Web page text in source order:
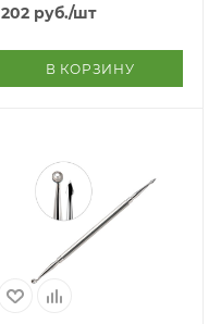
202руб./шт
В КОРЗИНУ